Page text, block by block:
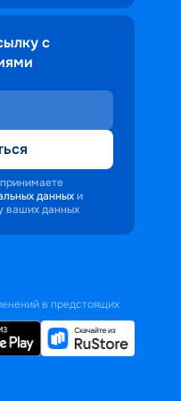
с
данных и
ваших данных
в предстоящих